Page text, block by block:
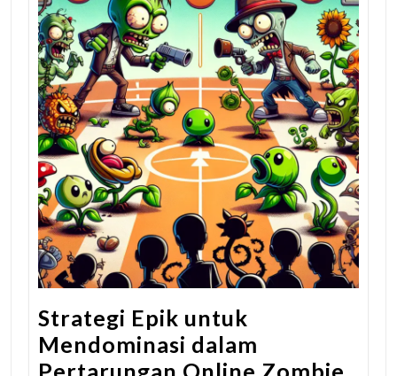
Strategi Epik untuk
Mendominasi dalam
Pertarungan Online Zombie